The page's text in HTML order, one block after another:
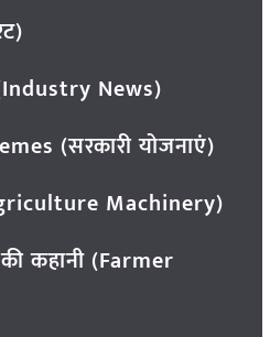
News)
(सरकारी योजनाएं)
Machinery)
कहानी (Farmer